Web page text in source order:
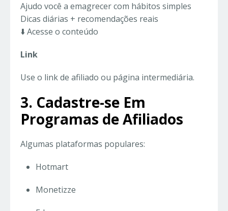
Ajudo você a emagrecer com hábitos simples
Dicas diárias + recomendações reais
⬇️ Acesse o conteúdo
Link
Use o link de afiliado ou página intermediária.
3. Cadastre-se Em
Programas de Afiliados
Algumas plataformas populares:
Hotmart
Monetizze